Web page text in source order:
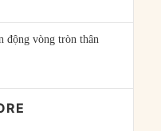
động vòng tròn thân